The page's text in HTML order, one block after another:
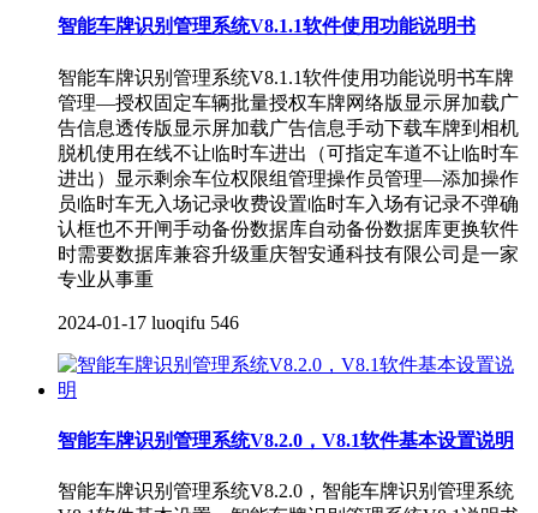
智能车牌识别管理系统V8.1.1软件使用功能说明书
智能车牌识别管理系统V8.1.1软件使用功能说明书车牌
管理—授权固定车辆批量授权车牌网络版显示屏加载广
告信息透传版显示屏加载广告信息手动下载车牌到相机
脱机使用在线不让临时车进出（可指定车道不让临时车
进出）显示剩余车位权限组管理操作员管理—添加操作
员临时车无入场记录收费设置临时车入场有记录不弹确
认框也不开闸手动备份数据库自动备份数据库更换软件
时需要数据库兼容升级重庆智安通科技有限公司是一家
专业从事重
2024-01-17 luoqifu 546
智能车牌识别管理系统V8.2.0，V8.1软件基本设置说明
智能车牌识别管理系统V8.2.0，智能车牌识别管理系统